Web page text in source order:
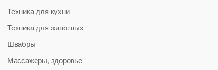
Техника для кухни
Техника для животных
Швабры
Массажеры, здоровье